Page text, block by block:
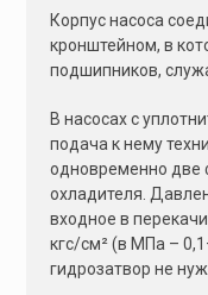
Корпус насоса
кронштейном, в
подшипников,
В насосах с
подача к нему
одновременно две
охладителя.
входное в
кгс/см² (в МПа –
гидрозатвор не